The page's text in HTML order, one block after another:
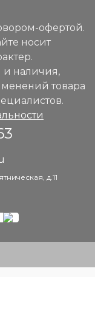
офертой.
носит
и наличия,
товара
д.11